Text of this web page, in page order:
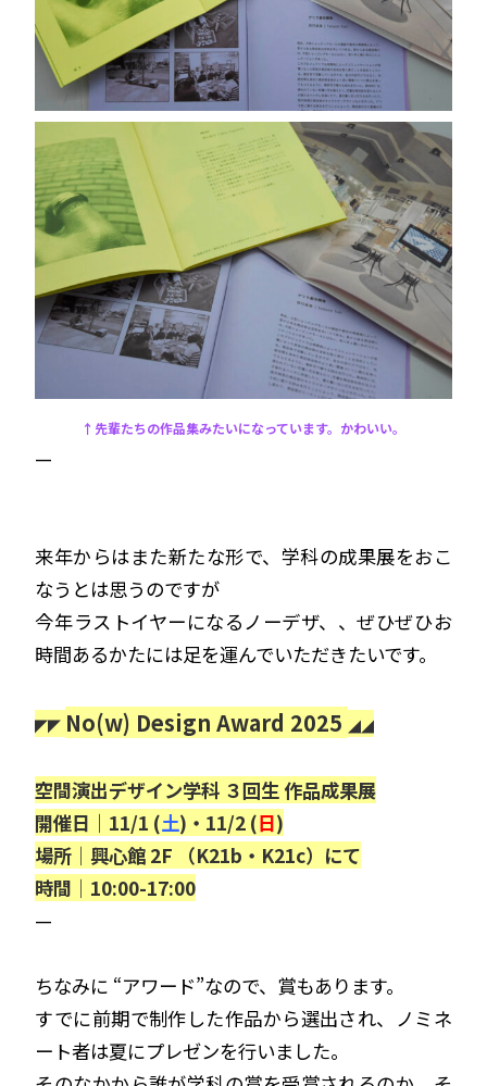
↑先輩たちの作品集みたいになっています。かわいい。
—
来年からはまた新たな形で、学科の成果展をおこ
なうとは思うのですが
今年ラストイヤーになるノーデザ、、ぜひぜひお
時間あるかたには足を運んでいただきたいです。
◤◤ No(w) Design Award 2025 ◢◢
空間演出デザイン学科 ３回生 作品成果展
開催日｜11/1 (土)・11/2 (日)
場所｜興心館 2F （K21b・K21c）にて
時間｜10:00-17:00
—
ちなみに “アワード”なので、賞もあります。
すでに前期で制作した作品から選出され、ノミネ
ート者は夏にプレゼンを行いました。